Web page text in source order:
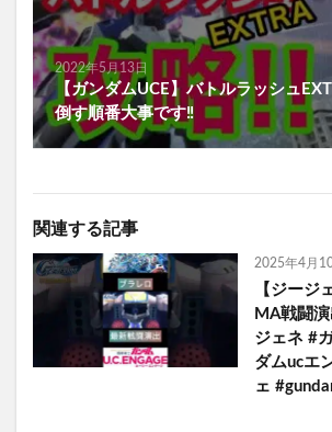
2022年5月13日
【ガンダムUCE】バトルラッシュ
倒す順番大事です‼️
関連する記事
2025年4月
【ジージ
MA戦闘
ジェネ #
ダムucエ
ェ